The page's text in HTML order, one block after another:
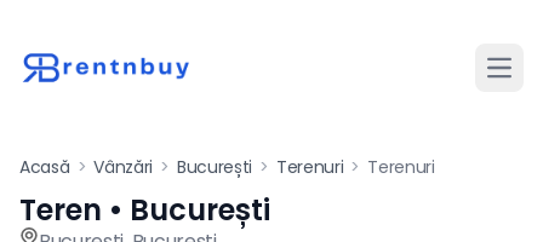
Acasă > Vânzări > București > Terenuri > Terenuri
Teren • București